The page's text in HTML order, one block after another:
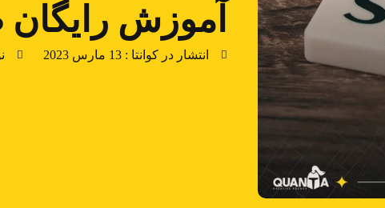
آموزش
انتشار در کوانتا : 13 مارس 2023